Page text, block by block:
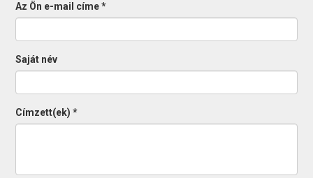
Az Ön e-mail címe*
Saját név
Címzett(ek)*